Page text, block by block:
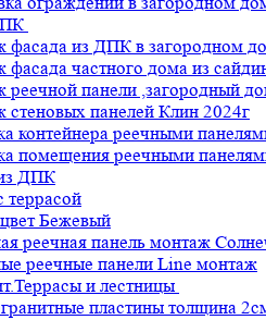
фасада из ДПК в загородном
частного дома из
реечной панели ,загородный
панелей Клин 2024г
контейнера реечными
помещения реечными
ДПК
террасой
Бежевый
реечная панель монтаж
реечные панели Line монтаж
и лестницы
пластины толщина